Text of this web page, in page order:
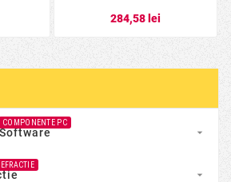
vizualizare 120grade-
284,58 lei
COMPONENTE PC

